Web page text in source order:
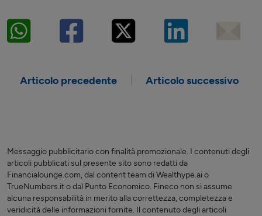
Articolo precedente Articolo successivo
Messaggio pubblicitario con finalità promozionale. I contenuti degli
articoli pubblicati sul presente sito sono redatti da
Financialounge.com, dal content team di Wealthype.ai o
TrueNumbers.it o dal Punto Economico. Fineco non si assume
alcuna responsabilità in merito alla correttezza, completezza e
veridicità delle informazioni fornite. Il contenuto degli articoli